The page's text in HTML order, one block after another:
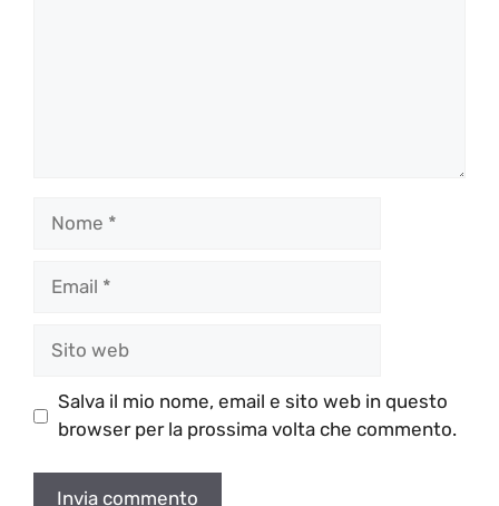
Salva il mio nome, email e sito web in questo
browser per la prossima volta che commento.